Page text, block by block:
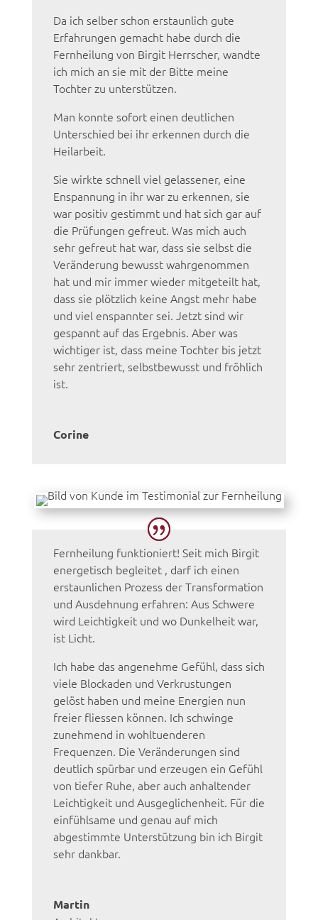
Da ich selber schon erstaunlich gute
Erfahrungen gemacht habe durch die
Fernheilung von Birgit Herrscher, wandte
ich mich an sie mit der Bitte meine
Tochter zu unterstützen.
Man konnte sofort einen deutlichen
Unterschied bei ihr erkennen durch die
Heilarbeit.
Sie wirkte schnell viel gelassener, eine
Enspannung in ihr war zu erkennen, sie
war positiv gestimmt und hat sich gar auf
die Prüfungen gefreut. Was mich auch
sehr gefreut hat war, dass sie selbst die
Veränderung bewusst wahrgenommen
hat und mir immer wieder mitgeteilt hat,
dass sie plötzlich keine Angst mehr habe
und viel enspannter sei. Jetzt sind wir
gespannt auf das Ergebnis. Aber was
wichtiger ist, dass meine Tochter bis jetzt
sehr zentriert, selbstbewusst und fröhlich
ist.
Corine
Fernheilung funktioniert! Seit mich Birgit
energetisch begleitet , darf ich einen
erstaunlichen Prozess der Transformation
und Ausdehnung erfahren: Aus Schwere
wird Leichtigkeit und wo Dunkelheit war,
ist Licht.
Ich habe das angenehme Gefühl, dass sich
viele Blockaden und Verkrustungen
gelöst haben und meine Energien nun
freier fliessen können. Ich schwinge
zunehmend in wohltuenderen
Frequenzen. Die Veränderungen sind
deutlich spürbar und erzeugen ein Gefühl
von tiefer Ruhe, aber auch anhaltender
Leichtigkeit und Ausgeglichenheit. Für die
einfühlsame und genau auf mich
abgestimmte Unterstützung bin ich Birgit
sehr dankbar.
Martin